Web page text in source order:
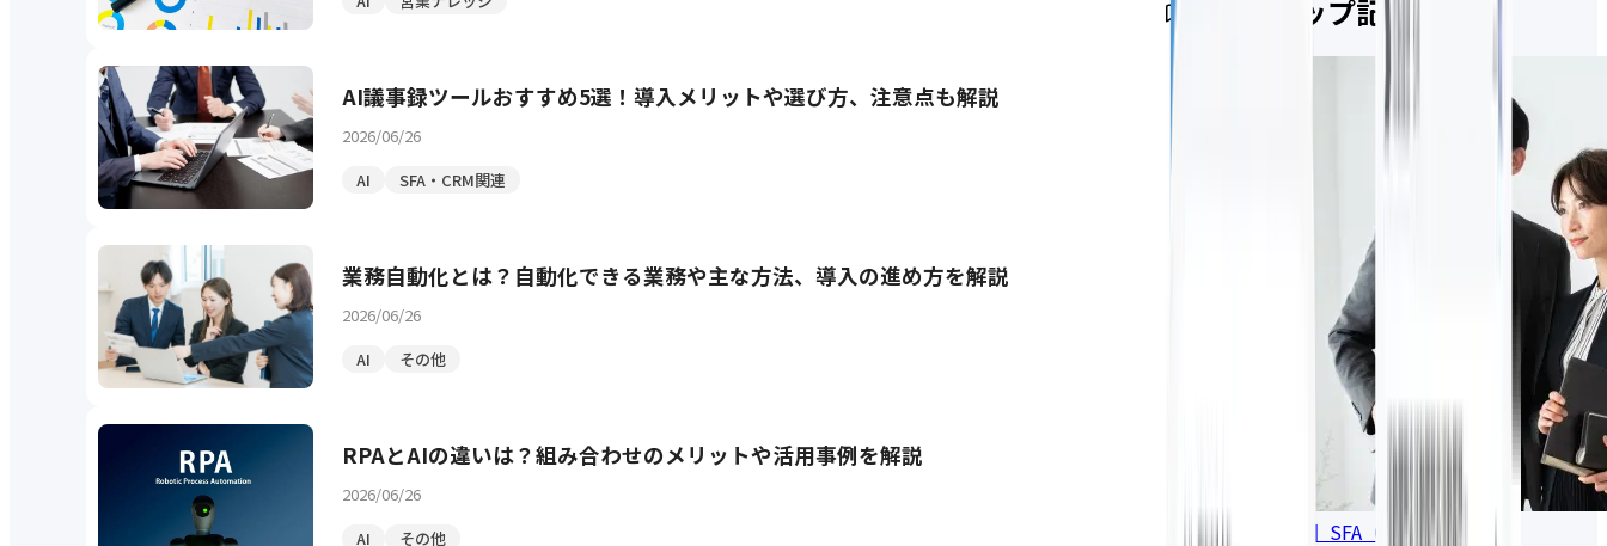
AI議事録ツールおすすめ5選！導入メリットや選び方、注意点も解説
2026/06/26
AI
SFA・CRM関連
業務自動化とは？自動化できる業務や主な方法、導入の進め方を解説
2026/06/26
AI
その他
RPAとAIの違いは？組み合わせのメリットや活用事例を解説
2026/06/26
AI
その他
ピックアップ記事
【2026年版】SFA（営業支援システ